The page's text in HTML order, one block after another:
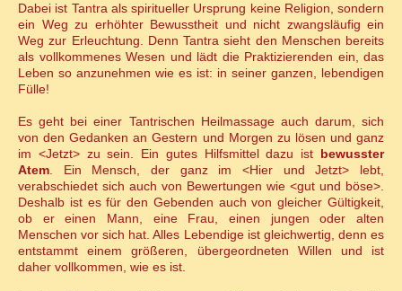
Dabei ist Tantra als spiritueller Ursprung keine Religion, sondern
ein Weg zu erhöhter Bewusstheit und nicht zwangsläufig ein
Weg zur Erleuchtung. Denn Tantra sieht den Menschen bereits
als vollkommenes Wesen und lädt die Praktizierenden ein, das
Leben so anzunehmen wie es ist: in seiner ganzen, lebendigen
Fülle!
Es geht bei einer Tantrischen Heilmassage auch darum, sich
von den Gedanken an Gestern und Morgen zu lösen und ganz
im <Jetzt> zu sein. Ein gutes Hilfsmittel dazu ist bewusster
Atem . Ein Mensch, der ganz im <Hier und Jetzt> lebt,
verabschiedet sich auch von Bewertungen wie <gut und böse>.
Deshalb ist es für den Gebenden auch von gleicher Gültigkeit,
ob er einen Mann, eine Frau, einen jungen oder alten
Menschen vor sich hat. Alles Lebendige ist gleichwertig, denn es
entstammt einem größeren, übergeordneten Willen und ist
daher vollkommen, wie es ist.